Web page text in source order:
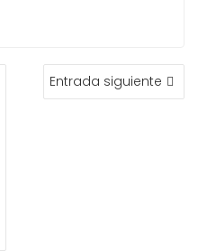
Entrada siguiente